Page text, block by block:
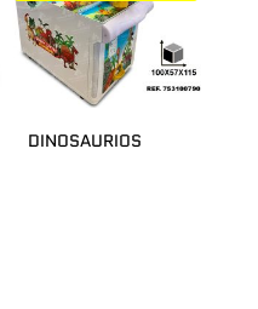
DINOSAURIOS